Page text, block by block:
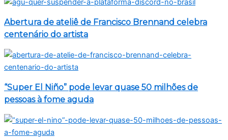
Abertura de ateliê de Francisco Brennand celebra
centenário do artista
“Super El Niño” pode levar quase 50 milhões de
pessoas à fome aguda